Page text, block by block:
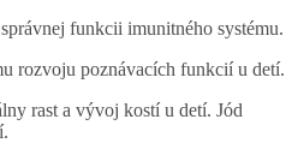
funkcii imunitného systému.
rozvoju poznávacích funkcií u detí.
rast a vývoj kostí u detí. Jód